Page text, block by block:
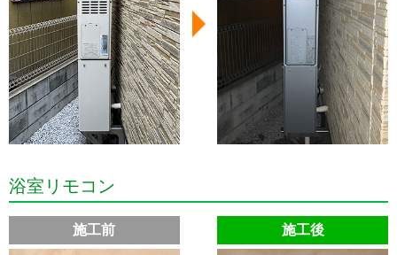
浴室リモコン
施工前 施工後